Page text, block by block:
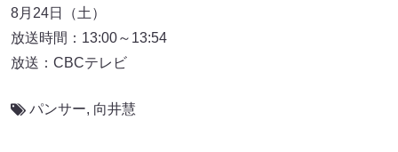
8月24日（土）
放送時間：13:00～13:54
放送：CBCテレビ
パンサー, 向井慧